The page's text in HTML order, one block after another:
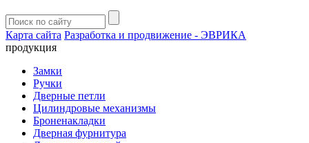
Карта сайта Разработка и продвижение - ЭВРИКА
продукция
Замки
Ручки
Дверные петли
Цилиндровые механизмы
Броненакладки
Дверная фурнитура